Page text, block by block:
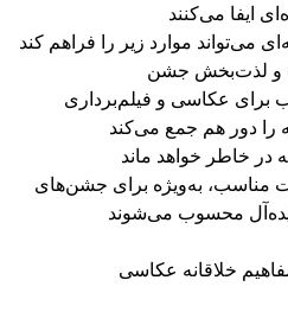
و لذت‌بخش جشن
عکاسی و فیلم‌برداری
را دور هم جمع می‌کند
خاطر خواهد ماند
مناسب، به‌ویژه برای جشن‌های
خلاقانه عکاسی